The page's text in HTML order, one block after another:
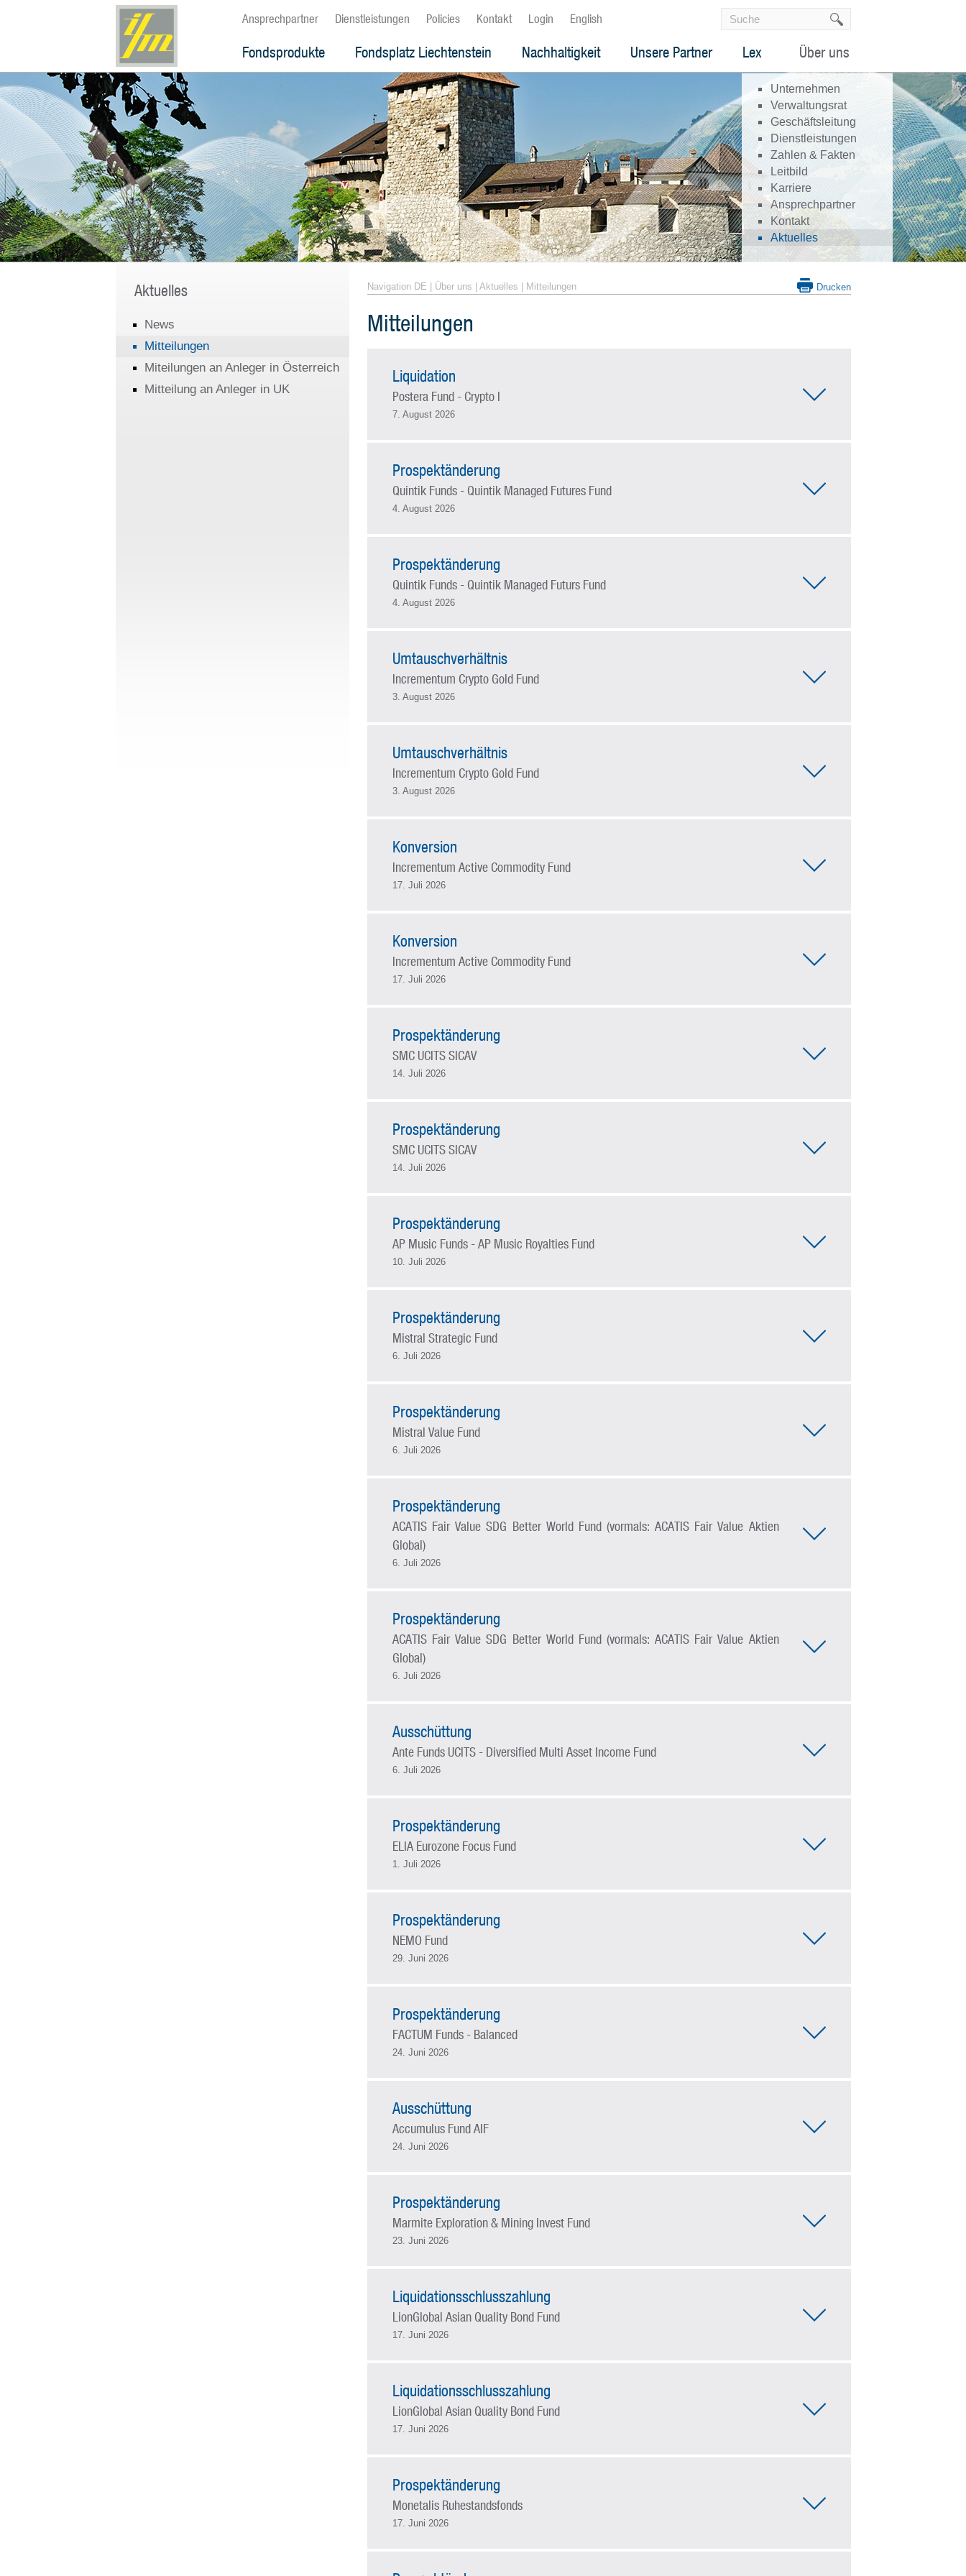
Ansprechpartner Dienstleistungen Policies Kontakt Login English
Fondsprodukte Fondsplatz Liechtenstein Nachhaltigkeit Unsere Partner Lex Über uns
Unternehmen
Verwaltungsrat
Geschäftsleitung
Dienstleistungen
Zahlen & Fakten
Leitbild
Karriere
Ansprechpartner
Kontakt
Aktuelles
Aktuelles
News
Mitteilungen
Miteilungen an Anleger in Österreich
Mitteilung an Anleger in UK
Navigation DE Über uns Aktuelles Mitteilungen Drucken
Mitteilungen
Liquidation
Postera Fund - Crypto I
7. August 2026
Prospektänderung
Quintik Funds - Quintik Managed Futures Fund
4. August 2026
Prospektänderung
Quintik Funds - Quintik Managed Futurs Fund
4. August 2026
Umtauschverhältnis
Incrementum Crypto Gold Fund
3. August 2026
Umtauschverhältnis
Incrementum Crypto Gold Fund
3. August 2026
Konversion
Incrementum Active Commodity Fund
17. Juli 2026
Konversion
Incrementum Active Commodity Fund
17. Juli 2026
Prospektänderung
SMC UCITS SICAV
14. Juli 2026
Prospektänderung
SMC UCITS SICAV
14. Juli 2026
Prospektänderung
AP Music Funds - AP Music Royalties Fund
10. Juli 2026
Prospektänderung
Mistral Strategic Fund
6. Juli 2026
Prospektänderung
Mistral Value Fund
6. Juli 2026
Prospektänderung
ACATIS Fair Value SDG Better World Fund (vormals: ACATIS Fair Value Aktien
Global)
6. Juli 2026
Prospektänderung
ACATIS Fair Value SDG Better World Fund (vormals: ACATIS Fair Value Aktien
Global)
6. Juli 2026
Ausschüttung
Ante Funds UCITS - Diversified Multi Asset Income Fund
6. Juli 2026
Prospektänderung
ELIA Eurozone Focus Fund
1. Juli 2026
Prospektänderung
NEMO Fund
29. Juni 2026
Prospektänderung
FACTUM Funds - Balanced
24. Juni 2026
Ausschüttung
Accumulus Fund AIF
24. Juni 2026
Prospektänderung
Marmite Exploration & Mining Invest Fund
23. Juni 2026
Liquidationsschlusszahlung
LionGlobal Asian Quality Bond Fund
17. Juni 2026
Liquidationsschlusszahlung
LionGlobal Asian Quality Bond Fund
17. Juni 2026
Prospektänderung
Monetalis Ruhestandsfonds
17. Juni 2026